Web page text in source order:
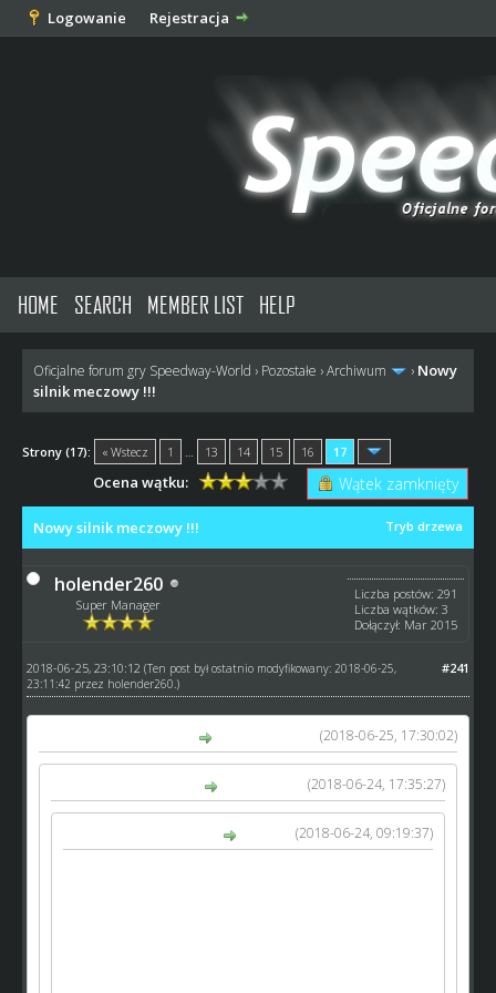
Logowanie Rejestracja
HOME SEARCH MEMBER LIST HELP
Oficjalne forum gry Speedway-World › Pozostałe ›Archiwum › Nowy
silnik meczowy !!!
Strony (17): « Wstecz 1 13 14 15 16 17
Wątek zamknięty
Ocena wątku:
Tryb drzewa
Nowy silnik meczowy !!!
holender260
Super Manager
Liczba postów: 291
Liczba wątków: 3
Dołączył: Mar 2015
#241
2018-06-25, 23:10:12 (Ten post był ostatnio modyfikowany: 2018-06-25,
23:11:42 przez holender260 .)
(2018-06-25, 17:30:02)
(2018-06-24, 17:35:27)
(2018-06-24, 09:19:37)